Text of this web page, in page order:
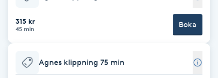
Babylights
Balayage
315 kr
45 min Boka
Agnes klippning 75 min